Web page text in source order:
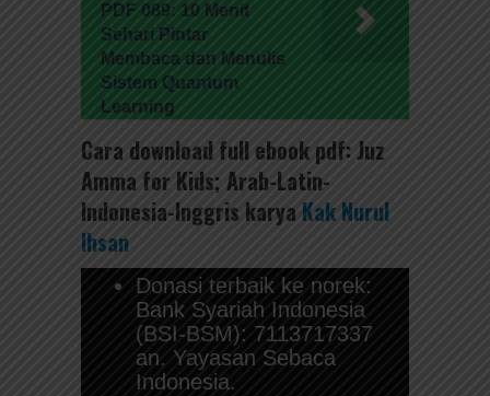
PDF 089: 10 Menit
Sehari Pintar
Membaca dan Menulis
Sistem Quantum
Learning
Cara download full ebook pdf: Juz
Amma for Kids; Arab-Latin-
Indonesia-Inggris karya Kak Nurul
Ihsan
Donasi terbaik ke norek:
Bank Syariah Indonesia
(BSI-BSM): 7113717337
an. Yayasan Sebaca
Indonesia.